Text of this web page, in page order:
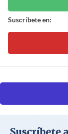
Suscríbete en: